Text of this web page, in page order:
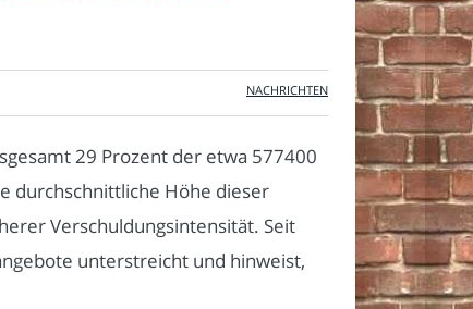
NACHRICHTEN
29 Prozent der etwa 577400
durchschnittliche Höhe dieser
Verschuldungsintensität. Seit
unterstreicht und hinweist,